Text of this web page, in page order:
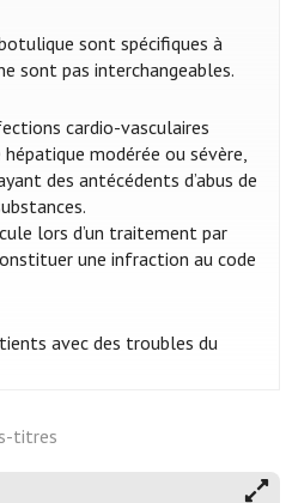
sont spécifiques à
sont pas interchangeables.
cardio-vasculaires
hépatique modérée ou sévère,
des antécédents d’abus de
lors d’un traitement par
une infraction au code
avec des troubles du
titres